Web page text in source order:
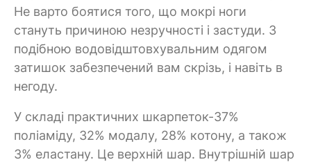
Не варто боятися того, що мокрі ноги
стануть причиною незручності і застуди. З
подібною водовідштовхувальним одягом
затишок забезпечений вам скрізь, і навіть в
негоду.
У складі практичних шкарпеток-37%
поліаміду, 32% модалу, 28% котону, а також
3% еластану. Це верхній шар. Внутрішній шар